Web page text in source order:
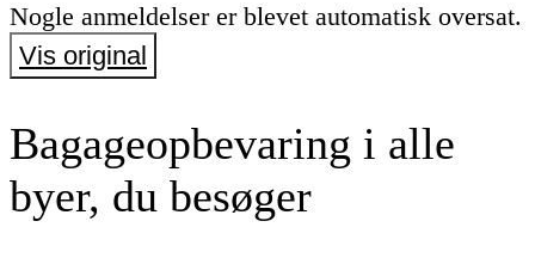
Nogle anmeldelser er blevet automatisk oversat.
Vis original
Bagageopbevaring i alle
byer, du besøger